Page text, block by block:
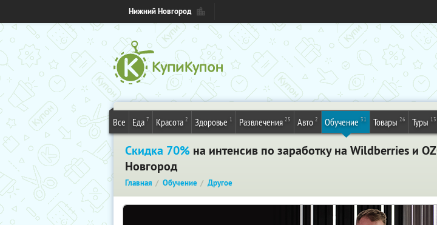
Нижний Новгород
Все Еда 7 Красота 2 Здоровье 1 Развлечения 25 Авто 2 Обучение 31 Товары 26 Туры 13
Скидка 70% на интенсив по заработку на Wildberries и
Новгород
Главная Обучение Другое